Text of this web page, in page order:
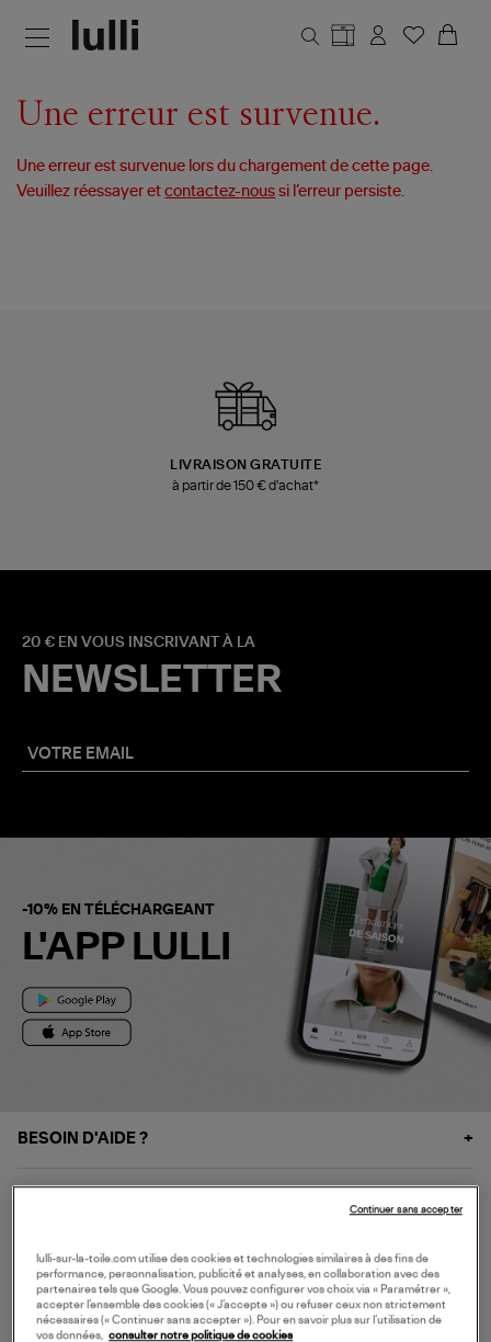
Une erreur est survenue.
Une erreur est survenue lors du chargement de cette page.
Veuillez réessayer etcontactez-nous si l’erreur persiste.
LIVRAISON GRATUITE
à partir de 150 € d'achat*
20 € EN VOUS INSCRIVANT À LA
NEWSLETTER
-10% EN TÉLÉCHARGEANT
L'APP LULLI
BESOIN D'AIDE ?
NOS SERVICES
SERVICE CLIENT
lulli-sur-la-toile.com utilise des cookies et technologies similaires à des fins de
performance, personnalisation, publicité et analyses, en collaboration avec des
partenaires tels que Google. Vous pouvez configurer vos choix via « Paramétrer »,
accepter l’ensemble des cookies (« J’accepte ») ou refuser ceux non strictement
nécessaires (« Continuer sans accepter »). Pour en savoir plus sur l’utilisation de
vos données,
consulter notre politique de cookies
Continuer sans accepter